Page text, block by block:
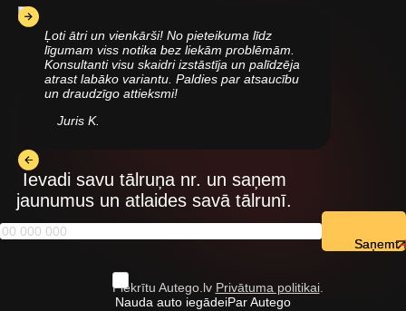
Ļoti ātri un vienkārši! No pieteikuma līdz
līgumam viss notika bez liekām problēmām.
Konsultanti visu skaidri izstāstīja un palīdzēja
atrast labāko variantu. Paldies par atsaucību
un draudzīgo attieksmi!
Juris K.
Ievadi savu tālruņa nr. un saņem
jaunumus un atlaides savā tālrunī.
Piekrītu Autego.lv Privātuma politikai.
Nauda auto iegādeiPar Autego